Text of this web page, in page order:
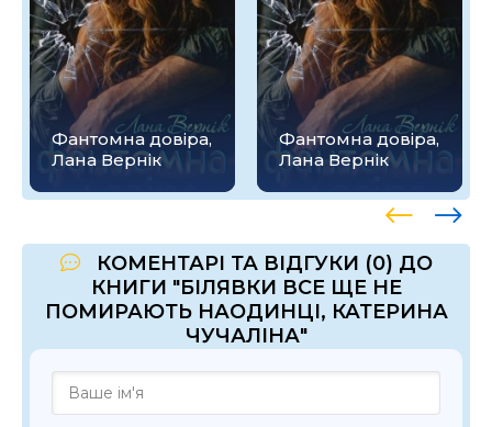
Фантомна довіра,
Лана Вернік
Фантомна довіра,
Лана Вернік
КОМЕНТАРІ ТА ВІДГУКИ (0) ДО
КНИГИ "БІЛЯВКИ ВСЕ ЩЕ НЕ
ПОМИРАЮТЬ НАОДИНЦІ, КАТЕРИНА
ЧУЧАЛІНА"